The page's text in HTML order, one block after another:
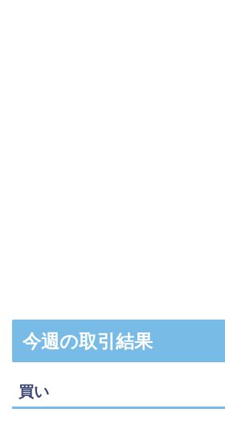
今週の取引結果
買い